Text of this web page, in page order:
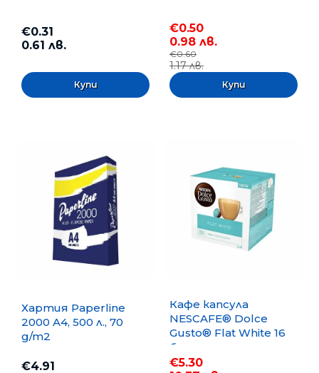
€0.31
0.61 лв.
€0.50
0.98 лв.
€0.60
1.17 лв.
Хартия Paperline
2000 A4, 500 л., 70
g/m2
€4.91
Кафе капсула
NESCAFE® Dolce
Gusto® Flat White 16
бр.
€5.30